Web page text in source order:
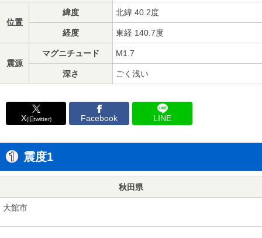
位置
緯度 北緯 40.2度
経度 東経 140.7度
震源
マグニチュード M1.7
深さ ごく浅い
X(旧twitter) Facebook LINE
震度1
秋田県
大館市